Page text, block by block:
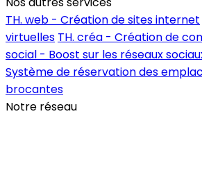
TH. web - Création de sites internet
virtuelles TH. créa - Création de
social - Boost sur les réseaux
Système de réservation des
brocantes
Notre réseau